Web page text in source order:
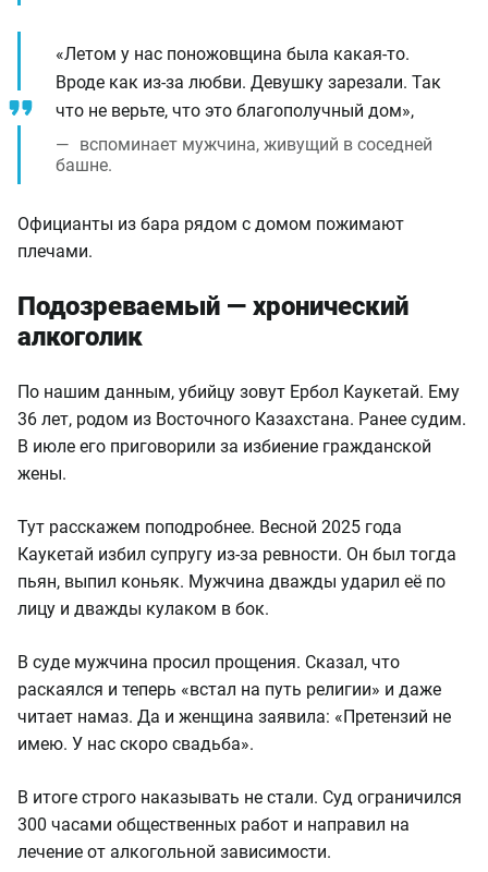
«Летом у нас поножовщина была какая-то.
Вроде как из-за любви. Девушку зарезали. Так
что не верьте, что это благополучный дом»,
вспоминает мужчина, живущий в соседней
башне.
Официанты из бара рядом с домом пожимают
плечами.
Подозреваемый — хронический
алкоголик
По нашим данным, убийцу зовут Ербол Каукетай. Ему
36 лет, родом из Восточного Казахстана. Ранее судим.
В июле его приговорили за избиение гражданской
жены.
Тут расскажем поподробнее. Весной 2025 года
Каукетай избил супругу из-за ревности. Он был тогда
пьян, выпил коньяк. Мужчина дважды ударил её по
лицу и дважды кулаком в бок.
В суде мужчина просил прощения. Сказал, что
раскаялся и теперь «встал на путь религии» и даже
читает намаз. Да и женщина заявила: «Претензий не
имею. У нас скоро свадьба».
В итоге строго наказывать не стали. Суд ограничился
300 часами общественных работ и направил на
лечение от алкогольной зависимости.